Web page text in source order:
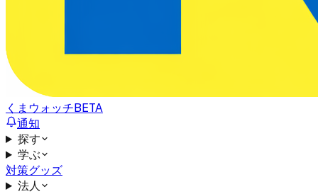
くまウォッチBETA
通知
探す
学ぶ
対策グッズ
法人